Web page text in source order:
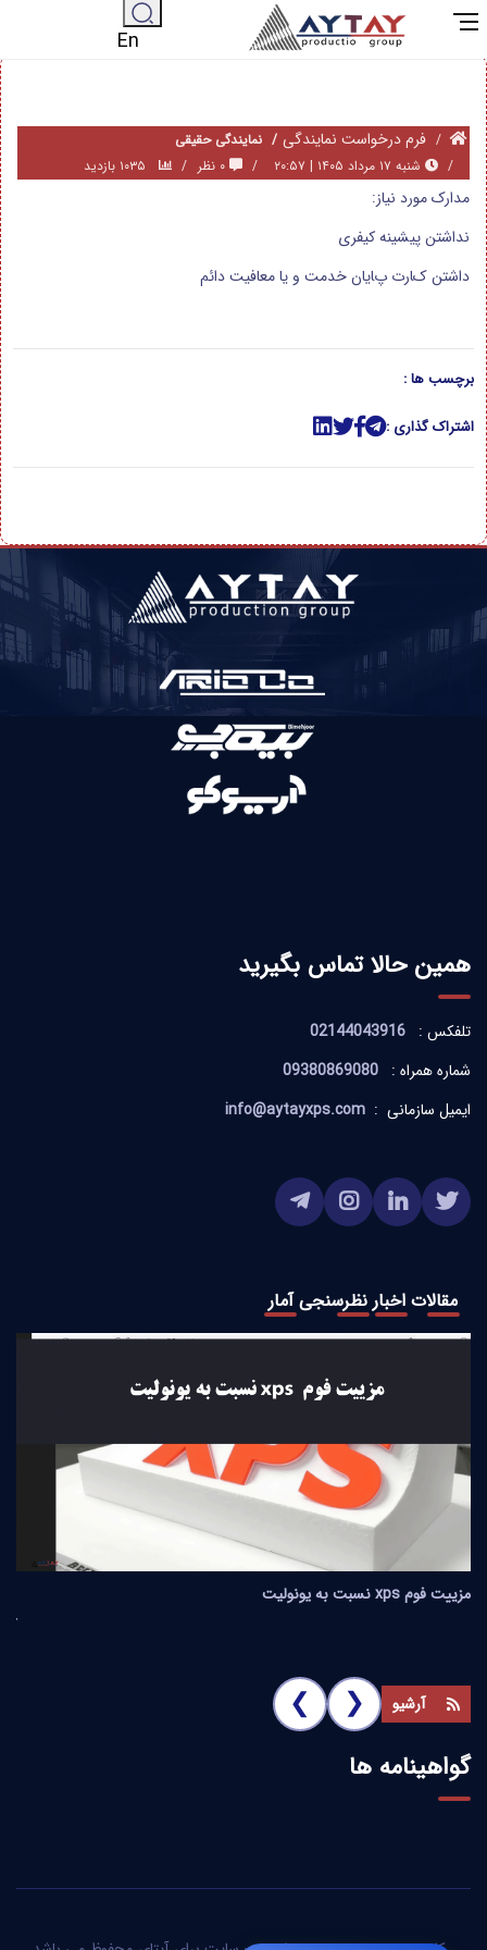
En
فرم درخواست نمایندگی
نمایندگی حقیقی
شنبه ۱۷ مرداد ۱۴۰۵ | ۲۰:۵۷
مدارک مورد نیاز:
نداشتن پیشینه کیفری
داﺷﺘﻦ کﺎرت پﺎﯾﺎن ﺧﺪﻣﺖ و ﯾﺎ ﻣﻌﺎﻓﯿﺖ داﺋﻢ
برچسب ها :
اشتراک گذاری :
همین حالا تماس بگیرید
تلفکس : 02144043916
شماره همراه : 09380869080
ایمیل سازمانی : info@aytayxps.com
مقالات اخبار نظرسنجیآمار
آرشیو ❮
❮
گواهینامه ها